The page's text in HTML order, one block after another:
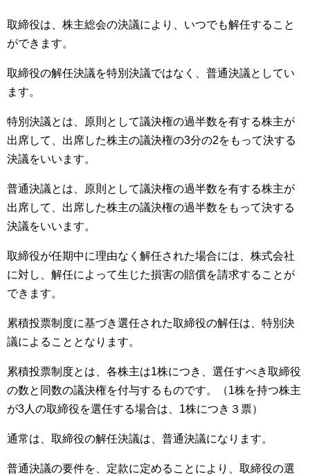
取締役は、株主総会の決議により、いつでも解任すること
ができます。
取締役の解任決議を特別決議ではなく、普通決議としてい
ます。
特別決議とは、原則として議決権の過半数を有する株主が
出席して、出席した株主の議決権の3分の2をもって決する
決議をいいます。
普通決議とは、原則として議決権の過半数を有する株主が
出席して、出席した株主の議決権の過半数をもって決する
決議をいいます。
取締役が任期中に理由なく解任された場合には、株式会社
に対し、解任によって生じた損害の賠償を請求することが
できます。
累積投票制度に基づき選任された取締役の解任は、特別決
議によることとなります。
累積投票制度とは、各株主は1株につき、選任すべき取締役
の数と同数の議決権を付与するものです。（1株を持つ株主
が3人の取締役を選任する場合は、1株につき３票）
通常は、取締役の解任決議は、普通決議になります。
普通決議の要件を、定款に定めることにより、取締役の選